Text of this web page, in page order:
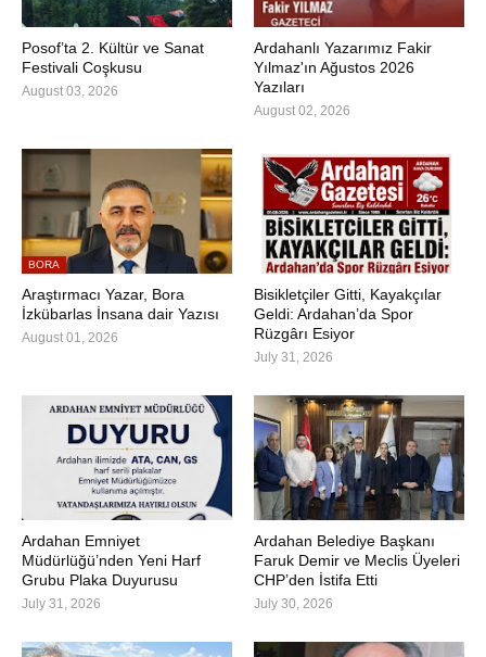
Posof’ta 2. Kültür ve Sanat
Festivali Coşkusu
August 03, 2026
Ardahanlı Yazarımız Fakir
Yılmaz'ın Ağustos 2026
Yazıları
August 02, 2026
BORA
Araştırmacı Yazar, Bora
İzkübarlas İnsana dair Yazısı
August 01, 2026
Bisikletçiler Gitti, Kayakçılar
Geldi: Ardahan’da Spor
Rüzgârı Esiyor
July 31, 2026
Ardahan Emniyet
Müdürlüğü’nden Yeni Harf
Grubu Plaka Duyurusu
July 31, 2026
Ardahan Belediye Başkanı
Faruk Demir ve Meclis Üyeleri
CHP’den İstifa Etti
July 30, 2026